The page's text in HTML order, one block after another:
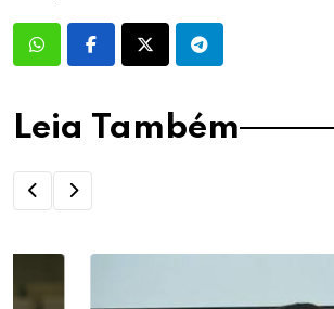
Leia Também